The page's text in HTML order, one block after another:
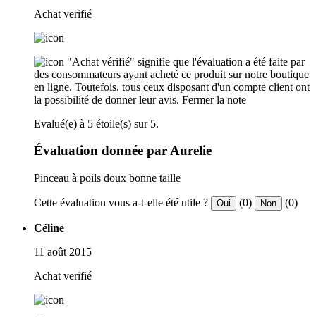
Achat verifié
"Achat vérifié" signifie que l'évaluation a été faite par
des consommateurs ayant acheté ce produit sur notre boutique
en ligne. Toutefois, tous ceux disposant d'un compte client ont
la possibilité de donner leur avis. Fermer la note
Evalué(e) à 5 étoile(s) sur 5.
Évaluation donnée par Aurelie
Pinceau à poils doux bonne taille
Cette évaluation vous a-t-elle été utile ? Oui (0) Non (0)
Céline
11 août 2015
Achat verifié